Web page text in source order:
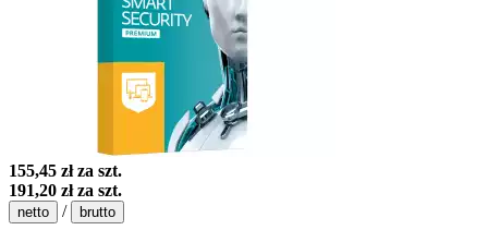
155,45 złza szt.
191,20 złza szt.
netto / brutto